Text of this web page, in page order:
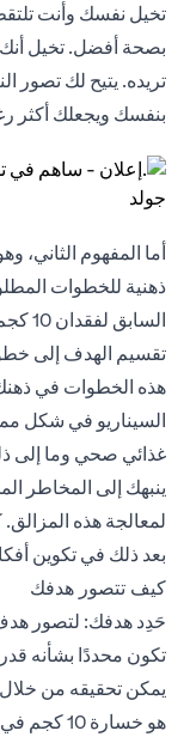
تخيل نفسك وأنت
بصحة أفضل. تخيل
تريده. يتيح لك تصور
بنفسك ويجعلك أكثر
أما المفهوم الثاني،
ذهنية للخطوات
تقسيم الهدف إلى
هذه الخطوات في
السيناريو في شكل
غذائي صحي وما إلى
ينبهك إلى المخاطر
لمعالجة هذه المزالق.
بعد ذلك في تكوين
كيف تتصور هدفك
حَدِد هدفك: لتصور هدف
تكون محددًا بشأنه
يمكن تحقيقه من خلال